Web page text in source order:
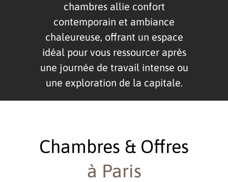
chambres allie confort
contemporain et ambiance
chaleureuse, offrant un espace
idéal pour vous ressourcer après
une journée de travail intense ou
une exploration de la capitale.
Chambres & Offres
à Paris